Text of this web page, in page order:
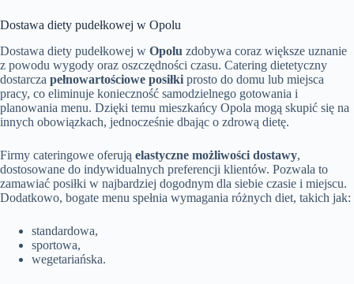
Dostawa diety pudełkowej w Opolu
Dostawa diety pudełkowej w Opolu zdobywa coraz większe uznanie
z powodu wygody oraz oszczędności czasu. Catering dietetyczny
dostarcza pełnowartościowe posiłki prosto do domu lub miejsca
pracy, co eliminuje konieczność samodzielnego gotowania i
planowania menu. Dzięki temu mieszkańcy Opola mogą skupić się na
innych obowiązkach, jednocześnie dbając o zdrową dietę.
Firmy cateringowe oferują elastyczne możliwości dostawy,
dostosowane do indywidualnych preferencji klientów. Pozwala to
zamawiać posiłki w najbardziej dogodnym dla siebie czasie i miejscu.
Dodatkowo, bogate menu spełnia wymagania różnych diet, takich jak:
standardowa,
sportowa,
wegetariańska.